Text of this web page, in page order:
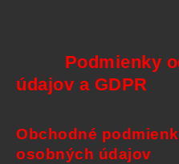
Podmienky
údajov a GDPR
Obchodné
osobných údajov